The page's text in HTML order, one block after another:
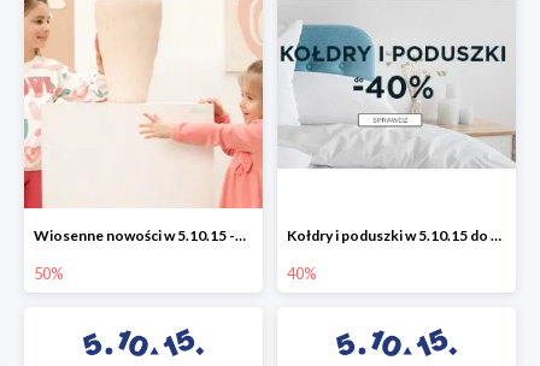
Wiosenne nowości w 5.10.15 -50%
50%
Kołdry i poduszki w 5.10.15 do -40%
40%